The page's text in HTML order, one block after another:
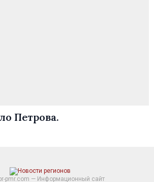
Петрова.
pmr.com — Информационный сайт